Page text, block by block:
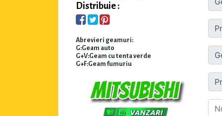
Distribuie :
Abrevieri geamuri:
G:Geam auto
G+V:Geam cu tenta verde
G+F:Geam fumuriu